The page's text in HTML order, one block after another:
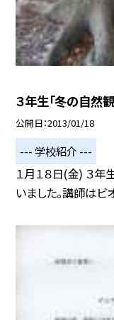
３年生「冬の自然観
公開日 2013/01/18
--- 学校紹介 ---
１月１８日(金) ３年
いました。講師はビ